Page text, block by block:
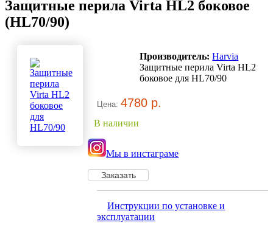
Защитные перила Virta HL2 боковое
(HL70/90)
Производитель:Harvia
Защитные перила Virta HL2
боковое для HL70/90
Цена:4780 р.
В наличии
Мы в инстаграме
Инструкции по установке и
эксплуатации